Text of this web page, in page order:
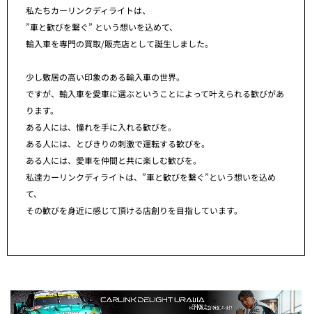
私たちカーリンクディライトは、
”車と歓びを繋ぐ” という想いを込めて、
輸入車を専門の買取/販売店として誕生しました。
少し敷居の高い印象のある輸入車の世界。
ですが、輸入車を愛車に選ぶということによって叶えられる歓びがあ
ります。
ある人には、憧れを手に入れる歓びを。
ある人には、とびきりの刺激で運転する歓びを。
ある人には、愛車を仲間と共に楽しむ歓びを。
私達カーリンクディライトは、”車と歓びを繋ぐ”という想いを込め
て、
その歓びを身近に感じて頂ける店創りを目指しています。